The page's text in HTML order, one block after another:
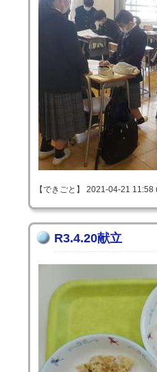
【できごと】 2021-04-21
R3.4.20献立